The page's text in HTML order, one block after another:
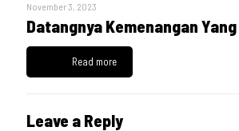
November 3, 2023
Datangnya Kemenangan
Read more
Leave a Reply